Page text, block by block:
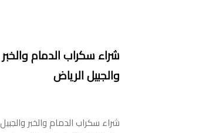
شراء سكراب الدمام والخبر
والجبيل الرياض
شراء سكراب الدمام والخبر والجبيل